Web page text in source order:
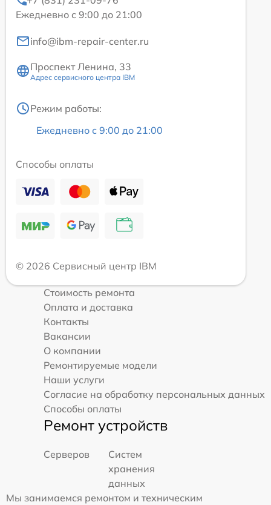
Ежедневно с 9:00 до 21:00
info@ibm-repair-center.ru
Проспект Ленина, 33
Адрес сервисного центра IBM
Режим работы:
Ежедневно с 9:00 до 21:00
Способы оплаты
© 2026 Сервисный центр IBM
Стоимость ремонта
Оплата и доставка
Контакты
Вакансии
О компании
Ремонтируемые модели
Наши услуги
Согласие на обработку персональных данных
Способы оплаты
Ремонт устройств
Серверов
Систем
хранения
данных
Мы занимаемся ремонтом и техническим